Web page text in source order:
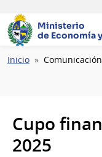
Ministerio
de Economía
Ruta
Inicio Comunicación
Cupo
2025